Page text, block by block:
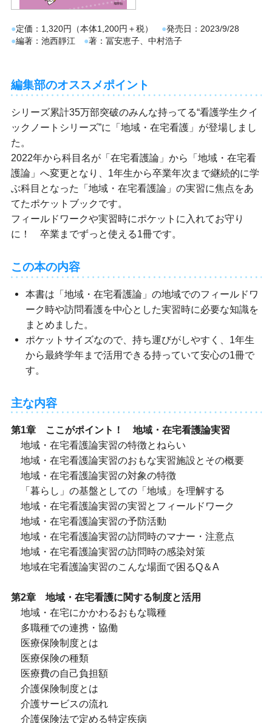
定価 1,320円（本体1,200円＋税） 発売日
2023/9/28
編著
池西靜江 著 冨安恵子、中村浩子
編集部のオススメポイント
シリーズ累計35万部突破のみんな持ってる“看護学生クイ
ックノートシリーズ”に「地域・在宅看護」が登場しまし
た。
2022年から科目名が「在宅看護論」から「地域・在宅看
護論」へ変更となり、1年生から卒業年次まで継続的に学
ぶ科目となった「地域・在宅看護論」の実習に焦点をあ
てたポケットブックです。
フィールドワークや実習時にポケットに入れてお守り
に！ 卒業までずっと使える1冊です。
この本の内容
本書は「地域・在宅看護論」の地域でのフィールドワ
ーク時や訪問看護を中心とした実習時に必要な知識を
まとめました。
ポケットサイズなので、持ち運びがしやすく、1年生
から最終学年まで活用できる持っていて安心の1冊で
す。
主な内容
第1章 ここがポイント！ 地域・在宅看護論実習
地域・在宅看護論実習の特徴とねらい
地域・在宅看護論実習のおもな実習施設とその概要
地域・在宅看護論実習の対象の特徴
「暮らし」の基盤としての「地域」を理解する
地域・在宅看護論実習の実習とフィールドワーク
地域・在宅看護論実習の予防活動
地域・在宅看護論実習の訪問時のマナー・注意点
地域・在宅看護論実習の訪問時の感染対策
地域在宅看護論実習のこんな場面で困るQ＆A
第2章 地域・在宅看護に関する制度と活用
地域・在宅にかかわるおもな職種
多職種での連携・協働
医療保険制度とは
医療保険の種類
医療費の自己負担額
介護保険制度とは
介護サービスの流れ
介護保険法で定める特定疾病